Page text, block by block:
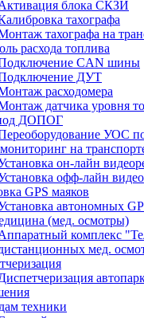
блока СКЗИ
тахографа
тахографа на
расхода топлива
CAN шины
ДУТ
расходомера
датчика уровня
ДОПОГ
УОС
на
он-лайн
офф-лайн
GPS маяков
автономных
(мед. осмотры)
комплекс
мед.
техники